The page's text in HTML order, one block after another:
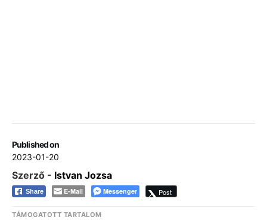
Published on
2023-01-20
Szerző - Istvan Jozsa
Share E-Mail Messenger Post
TÁMOGATOTT TARTALOM